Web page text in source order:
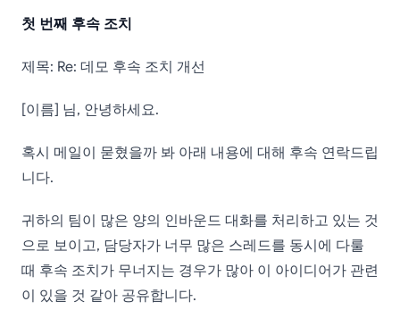
첫 번째 후속 조치
제목: Re: 데모 후속 조치 개선
[이름] 님, 안녕하세요.
혹시 메일이 묻혔을까 봐 아래 내용에 대해 후속 연락드립
니다.
귀하의 팀이 많은 양의 인바운드 대화를 처리하고 있는 것
으로 보이고, 담당자가 너무 많은 스레드를 동시에 다룰
때 후속 조치가 무너지는 경우가 많아 이 아이디어가 관련
이 있을 것 같아 공유합니다.